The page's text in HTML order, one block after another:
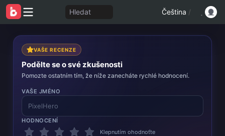
Hledat Čeština /
VAŠE RECENZE
Podělte se o své zkušenosti
Pomozte ostatním tím, že níže zanecháte rychlé hodnocení.
VAŠE JMÉNO
HODNOCENÍ
Klepnutím ohodnoťte